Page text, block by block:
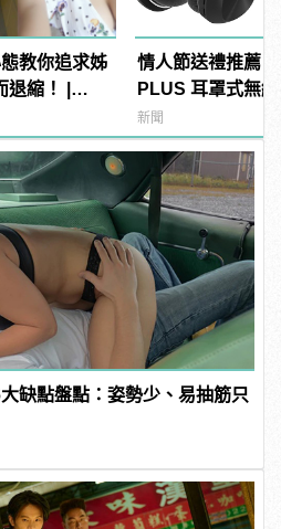
教你追求姊
縮！ |
情人節送禮推薦
PLUS 耳罩式無
傾訴甜言蜜語
新聞
缺點盤點：姿勢少、易抽筋只